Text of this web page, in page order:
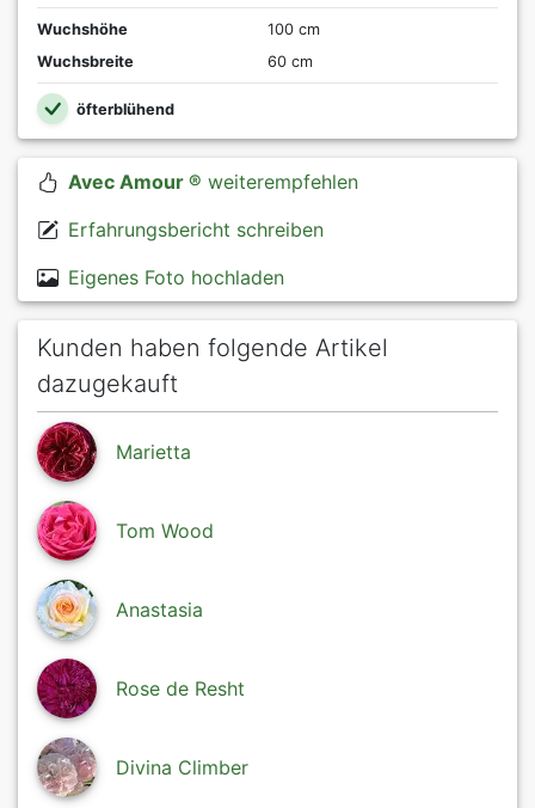
Wuchshöhe
100 cm
Wuchsbreite
60 cm
öfterblühend
Avec Amour ® weiterempfehlen
Erfahrungsbericht schreiben
Eigenes Foto hochladen
Kunden haben folgende Artikel
dazugekauft
Marietta
Tom Wood
Anastasia
Rose de Resht
Divina Climber